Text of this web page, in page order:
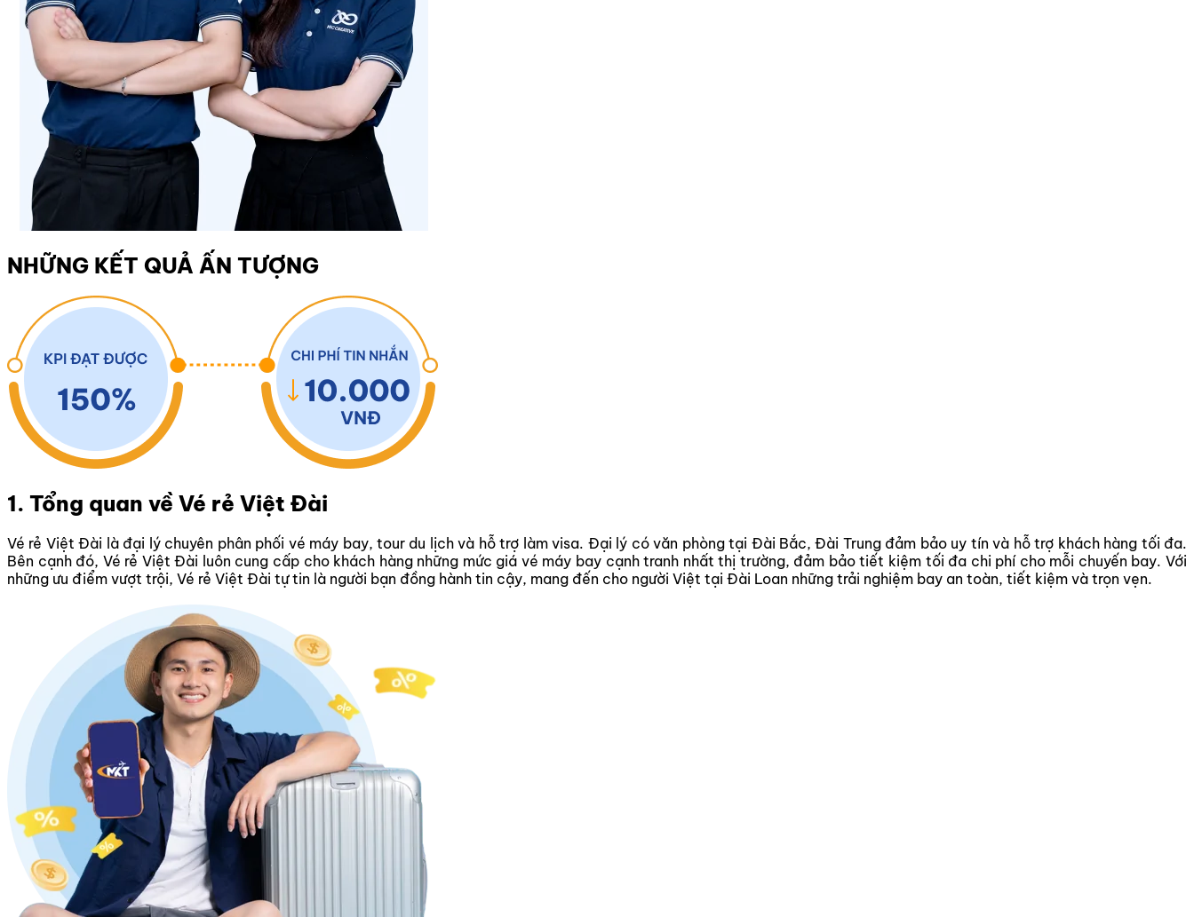
NHỮNG KẾT QUẢ ẤN TƯỢNG
1. Tổng quan về Vé rẻ Việt Đài
Vé rẻ Việt Đài là đại lý chuyên phân phối vé máy bay, tour du lịch và hỗ trợ làm visa. Đại lý có văn phòng tại Đài Bắc, Đài Trung đảm bảo uy tín và hỗ trợ khách hàng tối đa.
Bên cạnh đó, Vé rẻ Việt Đài luôn cung cấp cho khách hàng những mức giá vé máy bay cạnh tranh nhất thị trường, đảm bảo tiết kiệm tối đa chi phí cho mỗi chuyến bay. Với
những ưu điểm vượt trội, Vé rẻ Việt Đài tự tin là người bạn đồng hành tin cậy, mang đến cho người Việt tại Đài Loan những trải nghiệm bay an toàn, tiết kiệm và trọn vẹn.